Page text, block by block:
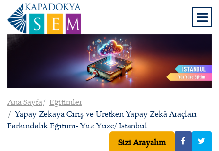
Ana Sayfa
Eğitimler
Yapay Zekaya Giriş ve Üretken Yapay Zekâ Araçları
Farkındalık Eğitimi- Yüz Yüze/ İstanbul
Sizi Arayalım